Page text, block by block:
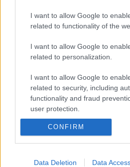
I want to allow Google to
related to functionality of the
I want to allow Google to
related to personalization.
I want to allow Google to
related to security, including
functionality and fraud
user protection.
CONFIRM
Data Deletion Data
A hozzászóláshoz be kell lépned!